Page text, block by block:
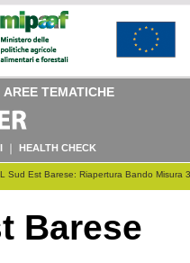
AREE TEMATICHE
HEALTH CHECK
Sud Est Barese: Riapertura Bando Misura
Barese